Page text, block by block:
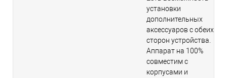
установки
дополнительных
аксессуаров с обеих
сторон устройства.
Аппарат на 100%
совместим с
корпусами и